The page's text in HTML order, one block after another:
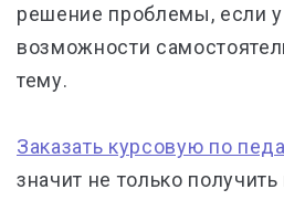
решение проблемы, если
возможности
тему.
Заказать курсовую по
значит не только